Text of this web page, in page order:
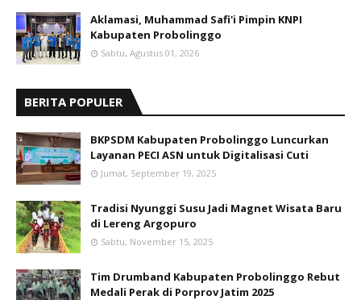
Aklamasi, Muhammad Safi'i Pimpin KNPI
Kabupaten Probolinggo
Sabtu, Agustus 01, 2026
BERITA POPULER
BKPSDM Kabupaten Probolinggo Luncurkan
Layanan PECI ASN untuk Digitalisasi Cuti
Jumat, September 19, 2025
Tradisi Nyunggi Susu Jadi Magnet Wisata Baru
di Lereng Argopuro
Sabtu, November 15, 2025
Tim Drumband Kabupaten Probolinggo Rebut
Medali Perak di Porprov Jatim 2025